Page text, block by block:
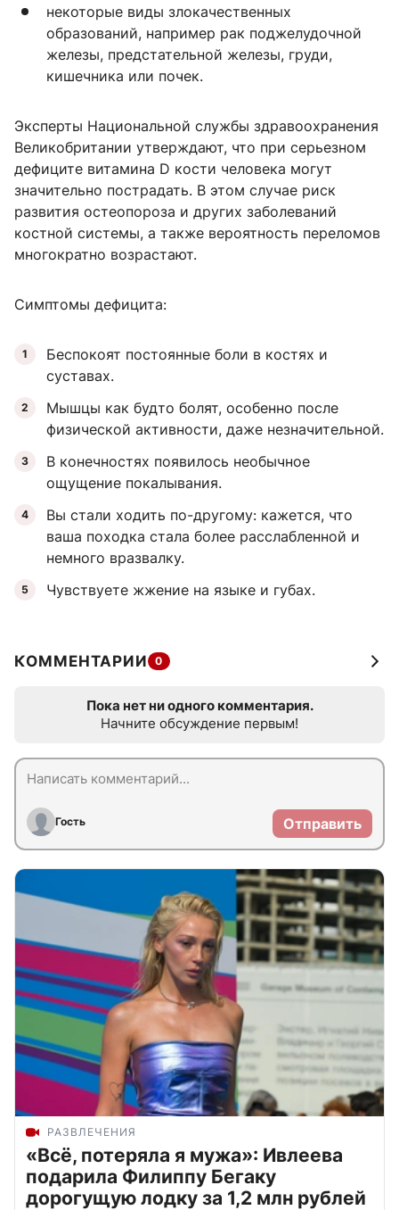
некоторые виды злокачественных
образований, например рак поджелудочной
железы, предстательной железы, груди,
кишечника или почек.
Эксперты Национальной службы здравоохранения
Великобритании утверждают, что при серьезном
дефиците витамина D кости человека могут
значительно пострадать. В этом случае риск
развития остеопороза и других заболеваний
костной системы, а также вероятность переломов
многократно возрастают.
Симптомы дефицита:
Беспокоят постоянные боли в костях и
суставах.
Мышцы как будто болят, особенно после
физической активности, даже незначительной.
В конечностях появилось необычное
ощущение покалывания.
Вы стали ходить по-другому: кажется, что
ваша походка стала более расслабленной и
немного вразвалку.
Чувствуете жжение на языке и губах.
КОММЕНТАРИИ 0
Пока нет ни одного комментария.
Начните обсуждение первым!
Гость Отправить
РАЗВЛЕЧЕНИЯ
«Всё, потеряла я мужа»: Ивлеева
подарила Филиппу Бегаку
дорогущую лодку за 1,2 млн рублей